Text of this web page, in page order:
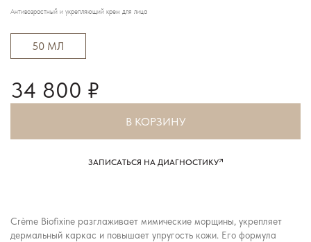
50 МЛ
34 800 ₽
В КОРЗИНУ
ЗАПИСАТЬСЯ НА ДИАГНОСТИКУ
Антивозрастный и укрепляющий крем для лица
Crème Biofixine разглаживает мимические морщины, укрепляет
дермальный каркас и повышает упругость кожи. Его формула